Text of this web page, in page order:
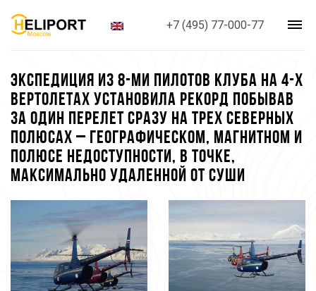
+7 (495) 77-000-77
ЭКСПЕДИЦИЯ ИЗ 8-МИ ПИЛОТОВ КЛУБА НА 4-Х
ВЕРТОЛЕТАХ УСТАНОВИЛА РЕКОРД ПОБЫВАВ
ЗА ОДИН ПЕРЕЛЕТ СРАЗУ НА ТРЕХ СЕВЕРНЫХ
ПОЛЮСАХ – ГЕОГРАФИЧЕСКОМ, МАГНИТНОМ И
ПОЛЮСЕ НЕДОСТУПНОСТИ, В ТОЧКЕ,
МАКСИМАЛЬНО УДАЛЕННОЙ ОТ СУШИ